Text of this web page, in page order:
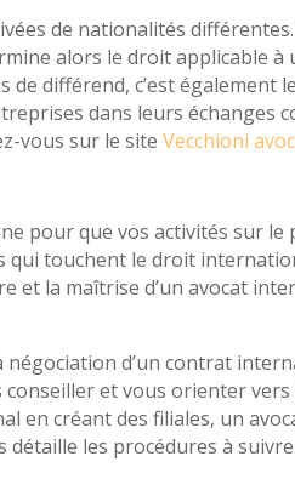
de nationalités
alors le droit applicable à
de différend, c’est
dans leurs échanges
vous sur le siteVecchioni
pour que vos activités sur
qui touchent le droit
et la maîtrise d’un avocat
d’un contrat
et vous orienter
en créant des filiales, un
détaille les procédures à suivre.